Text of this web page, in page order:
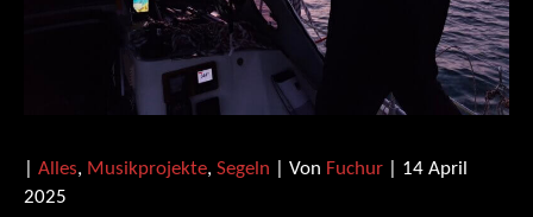
Alles, Musikprojekte, Segeln | Von Fuchur
14 April
2025